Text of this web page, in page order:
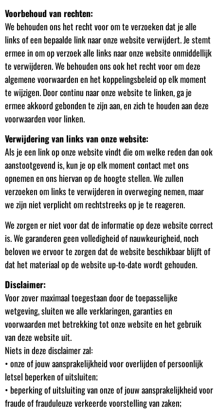
Voorbehoud van rechten:
We behouden ons het recht voor om te verzoeken dat je alle
links of een bepaalde link naar onze website verwijdert. Je stemt
ermee in om op verzoek alle links naar onze website onmiddellijk
te verwijderen. We behouden ons ook het recht voor om deze
algemene voorwaarden en het koppelingsbeleid op elk moment
te wijzigen. Door continu naar onze website te linken, ga je
ermee akkoord gebonden te zijn aan, en zich te houden aan deze
voorwaarden voor linken.
Verwijdering van links van onze website:
Als je een link op onze website vindt die om welke reden dan ook
aanstootgevend is, kun je op elk moment contact met ons
opnemen en ons hiervan op de hoogte stellen. We zullen
verzoeken om links te verwijderen in overweging nemen, maar
we zijn niet verplicht om rechtstreeks op je te reageren.
We zorgen er niet voor dat de informatie op deze website correct
is. We garanderen geen volledigheid of nauwkeurigheid, noch
beloven we ervoor te zorgen dat de website beschikbaar blijft of
dat het materiaal op de website up-to-date wordt gehouden.
Disclaimer:
Voor zover maximaal toegestaan door de toepasselijke
wetgeving, sluiten we alle verklaringen, garanties en
voorwaarden met betrekking tot onze website en het gebruik
van deze website uit.
Niets in deze disclaimer zal:
• onze of jouw aansprakelijkheid voor overlijden of persoonlijk
letsel beperken of uitsluiten;
• beperking of uitsluiting van onze of jouw aansprakelijkheid voor
fraude of frauduleuze verkeerde voorstelling van zaken;